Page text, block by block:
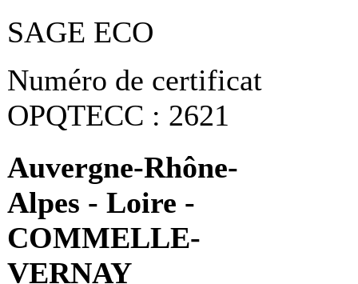
SAGE ECO
Numéro de certificat
OPQTECC : 2621
Auvergne-Rhône-
Alpes - Loire -
COMMELLE-
VERNAY